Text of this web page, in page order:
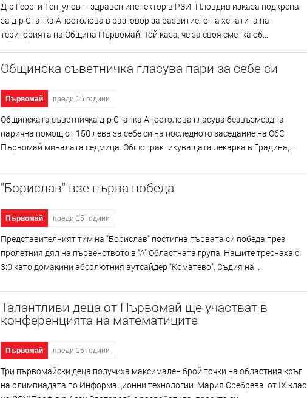
Д-р Георги Тeнгулов – здравен инспектор в РЗИ- Пловдив изказа подкрепа
за д-р Станка Апостолова в разговор за развитието на хепатита на
територията на Община Първомай. Той каза, че за своя сметка об...
Общинска съветничка гласува пари за себе си
Първомай преди 15 години
Общинската съветничка д-р Станка Апостолова гласува безвъзмездна
парична помощ от 150 лева за себе си на последното заседание на ОбС
Първомай миналата седмица. Общопрактикуващата лекарка в Градина,...
"Борислав" взе първа победа
Първомай преди 15 години
Представителният тим на "Борислав" постигна първата си победа през
пролетния дял на първенството в "А" Областната група. Нашите треснаха с
3:0 като домакини абсолютния аутсайдер "Коматево". Съдия на...
Талантливи деца от Първомай ще участват в
конференцията на математиците
Първомай преди 15 години
Три първомайски деца получиха максимален брой точки на областния кръг
на олимпиадата по Информационни технологии. Мария Сребрева от IX клас